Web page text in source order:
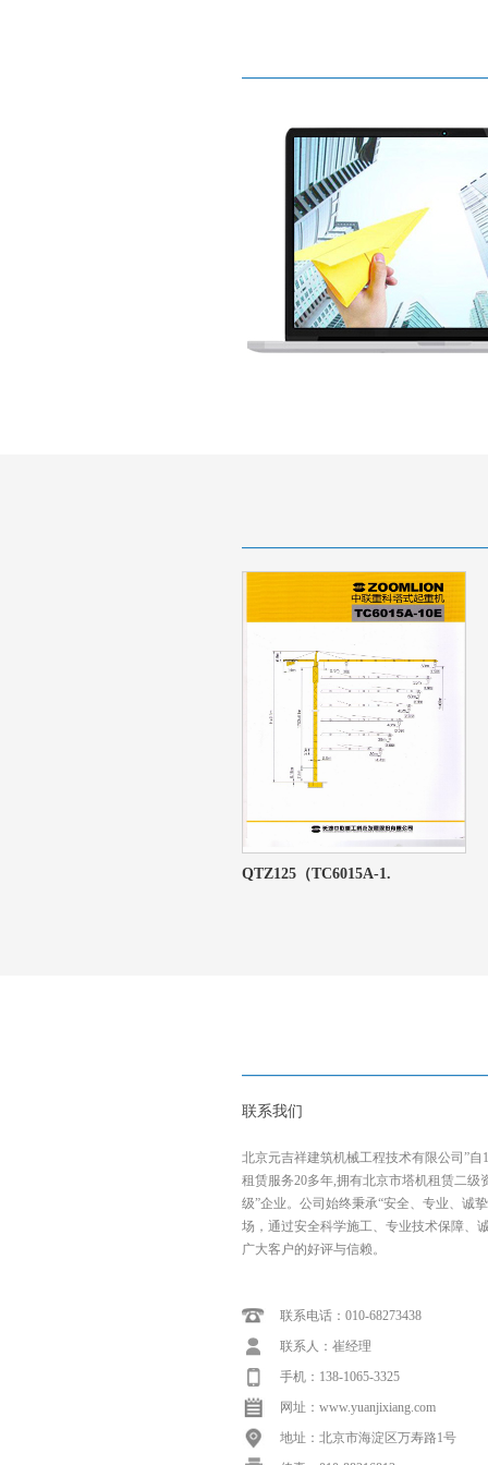
QTZ125（TC6015A-1.
联系我们
北京元吉祥建筑机械工程技术有限公司”
租赁服务20多年,拥有北京市塔机租赁二级
级”企业。公司始终秉承“安全、专业、诚
场，通过安全科学施工、专业技术保障、
广大客户的好评与信赖。
联系电话：010-68273438
联系人：崔经理
手机：138-1065-3325
网址：www.yuanjixiang.com
地址：北京市海淀区万寿路1号